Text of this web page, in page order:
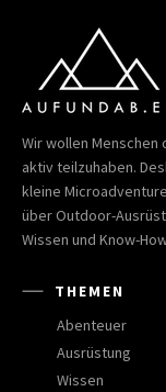
Wir wollen
aktiv teilzuhaben.
kleine
über Outdoor-
Wissen und Know-
THEMEN
Abenteuer
Ausrüstung
Wissen